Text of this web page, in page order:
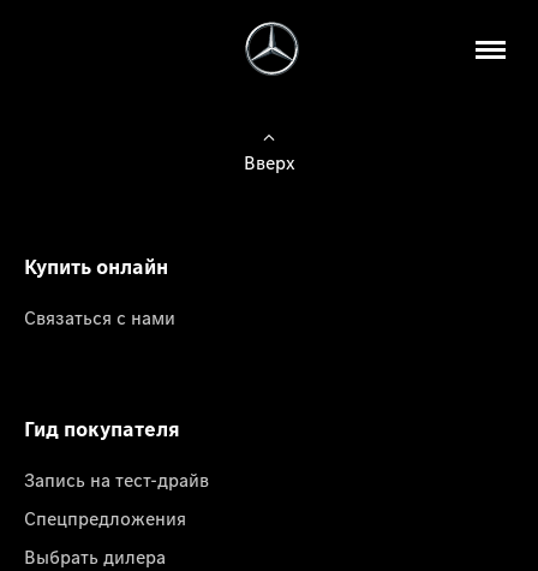
Вверх
Купить онлайн
Связаться с нами
Гид покупателя
Запись на тест-драйв
Спецпредложения
Выбрать дилера